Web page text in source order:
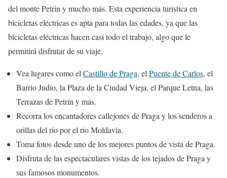
del monte Petrin y mucho más. Esta experiencia turística en
bicicletas eléctricas es apta para todas las edades, ya que las
bicicletas eléctricas hacen casi todo el trabajo, algo que le
permitirá disfrutar de su viaje.
Vea lugares como el Castillo de Praga, el Puente de Carlos, el
Barrio Judío, la Plaza de la Ciudad Vieja, el Parque Letna, las
Terrazas de Petrín y más.
Recorra los encantadores callejones de Praga y los senderos a
orillas del río por el río Moldavia.
Toma fotos desde uno de los mejores puntos de vista de Praga.
Disfruta de las espectaculares vistas de los tejados de Praga y
sus famosos monumentos.